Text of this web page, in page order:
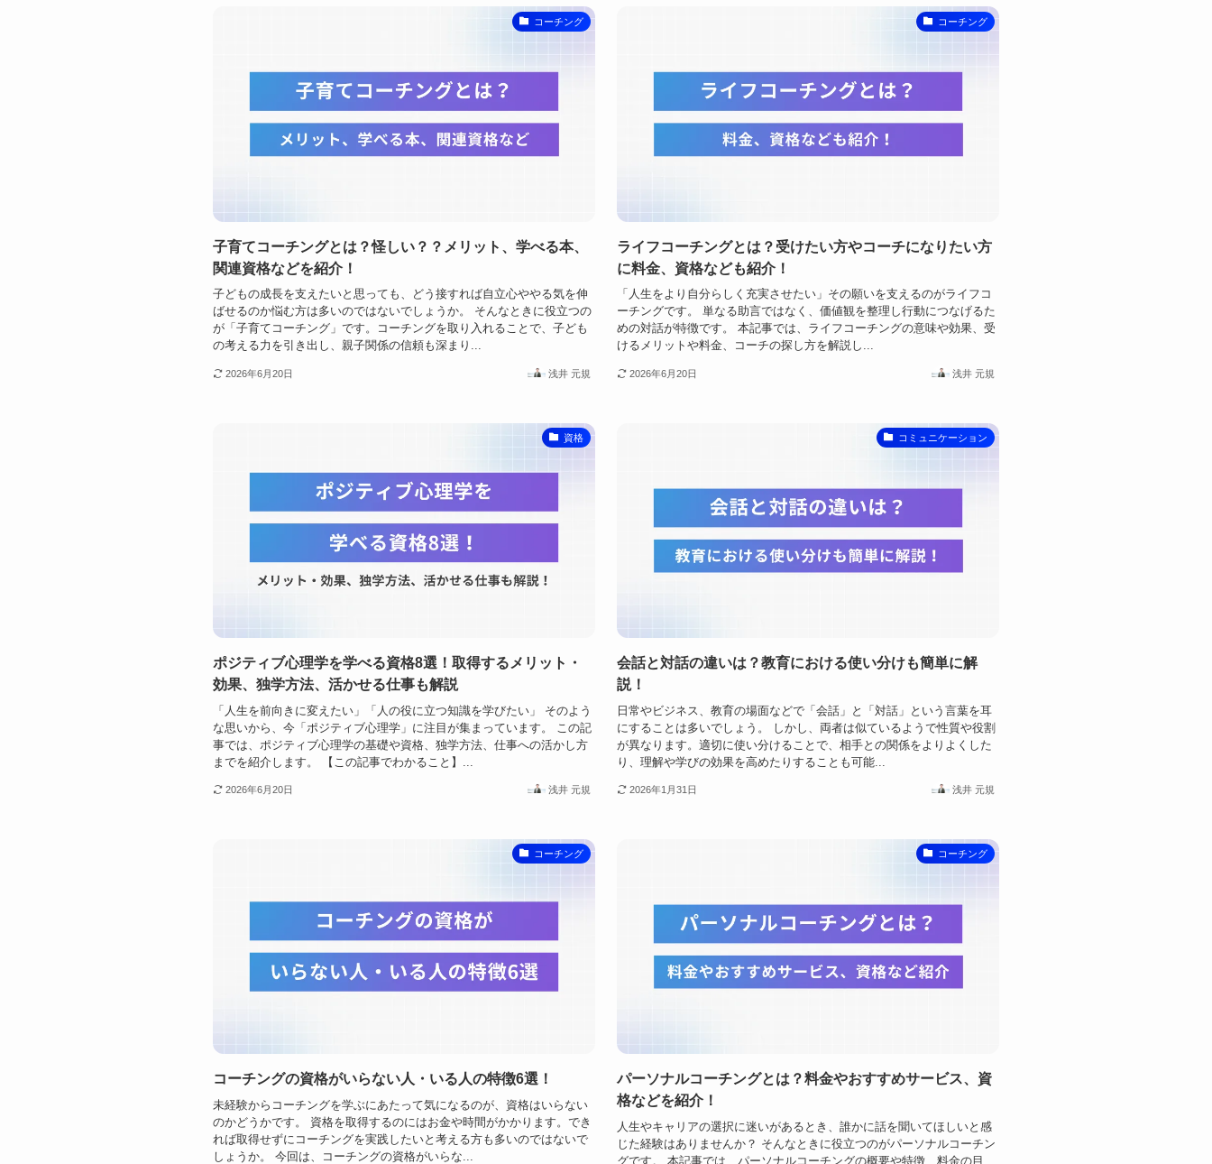
コーチング
子育てコーチングとは？怪しい？？メリット、学べる本、
関連資格などを紹介！
子どもの成長を支えたいと思っても、どう接すれば自立心ややる気を伸
ばせるのか悩む方は多いのではないでしょうか。 そんなときに役立つの
が「子育てコーチング」です。コーチングを取り入れることで、子ども
の考える力を引き出し、親子関係の信頼も深まり...
2026年6月20日 浅井 元規
コーチング
ライフコーチングとは？受けたい方やコーチになりたい方
に料金、資格なども紹介！
「人生をより自分らしく充実させたい」その願いを支えるのがライフコ
ーチングです。 単なる助言ではなく、価値観を整理し行動につなげるた
めの対話が特徴です。 本記事では、ライフコーチングの意味や効果、受
けるメリットや料金、コーチの探し方を解説し...
2026年6月20日 浅井 元規
資格
ポジティブ心理学を学べる資格8選！取得するメリット・
効果、独学方法、活かせる仕事も解説
「人生を前向きに変えたい」「人の役に立つ知識を学びたい」 そのよう
な思いから、今「ポジティブ心理学」に注目が集まっています。 この記
事では、ポジティブ心理学の基礎や資格、独学方法、仕事への活かし方
までを紹介します。 【この記事でわかること】...
2026年6月20日 浅井 元規
コミュニケーション
会話と対話の違いは？教育における使い分けも簡単に解
説！
日常やビジネス、教育の場面などで「会話」と「対話」という言葉を耳
にすることは多いでしょう。 しかし、両者は似ているようで性質や役割
が異なります。適切に使い分けることで、相手との関係をよりよくした
り、理解や学びの効果を高めたりすることも可能...
2026年1月31日 浅井 元規
コーチング
コーチングの資格がいらない人・いる人の特徴6選！
未経験からコーチングを学ぶにあたって気になるのが、資格はいらない
のかどうかです。 資格を取得するのにはお金や時間がかかります。でき
れば取得せずにコーチングを実践したいと考える方も多いのではないで
しょうか。 今回は、コーチングの資格がいらな...
コーチング
パーソナルコーチングとは？料金やおすすめサービス、資
格などを紹介！
人生やキャリアの選択に迷いがあるとき、誰かに話を聞いてほしいと感
じた経験はありませんか？ そんなときに役立つのがパーソナルコーチン
グです。 本記事では、パーソナルコーチングの概要や特徴、料金の目